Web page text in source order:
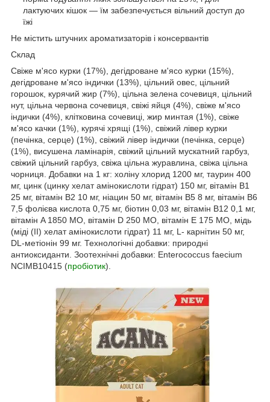
лактуючих кішок — їм забезпечується вільний доступ до
їжі
Не містить штучних ароматизаторів і консервантів
Склад
Свіже м'ясо курки (17%), дегідроване м'ясо курки (15%),
дегідроване м'ясо індички (13%), цільний овес, цільний
горошок, курячий жир (7%), цільна зелена сочевиця, цільний
нут, цільна червона сочевиця, свіжі яйця (4%), свіже м'ясо
індички (4%), клітковина сочевиці, жир минтая (1%), свіже
м'ясо качки (1%), курячі хрящі (1%), свіжий лівер курки
(печінка, серце) (1%), свіжий лівер індички (печінка, серце)
(1%), висушена ламінарія, свіжий цільний мускатний гарбуз,
свіжий цільний гарбуз, свіжа цільна журавлина, свіжа цільна
чорниця. Добавки на 1 кг: холіну хлорид 1200 мг, таурин 400
мг, цинк (цинку хелат амінокислоти гідрат) 150 мг, вітамін B1
25 мг, вітамін B2 10 мг, ніацин 50 мг, вітамін B5 8 мг, вітамін B6
7,5 фолієва кислота 0,75 мг, біотин 0,03 мг, вітамін B12 0,1 мг,
вітамін A 1850 МО, вітамін D 250 МО, вітамін E 175 МО, мідь
(міді (II) хелат амінокислоти гідрат) 11 мг, L- карнітин 50 мг,
DL-метіонін 99 мг. Технологічні добавки: природні
антиоксиданти. Зоотехнічні добавки: Enterococcus faecium
NCIMB10415 (пробіотик).